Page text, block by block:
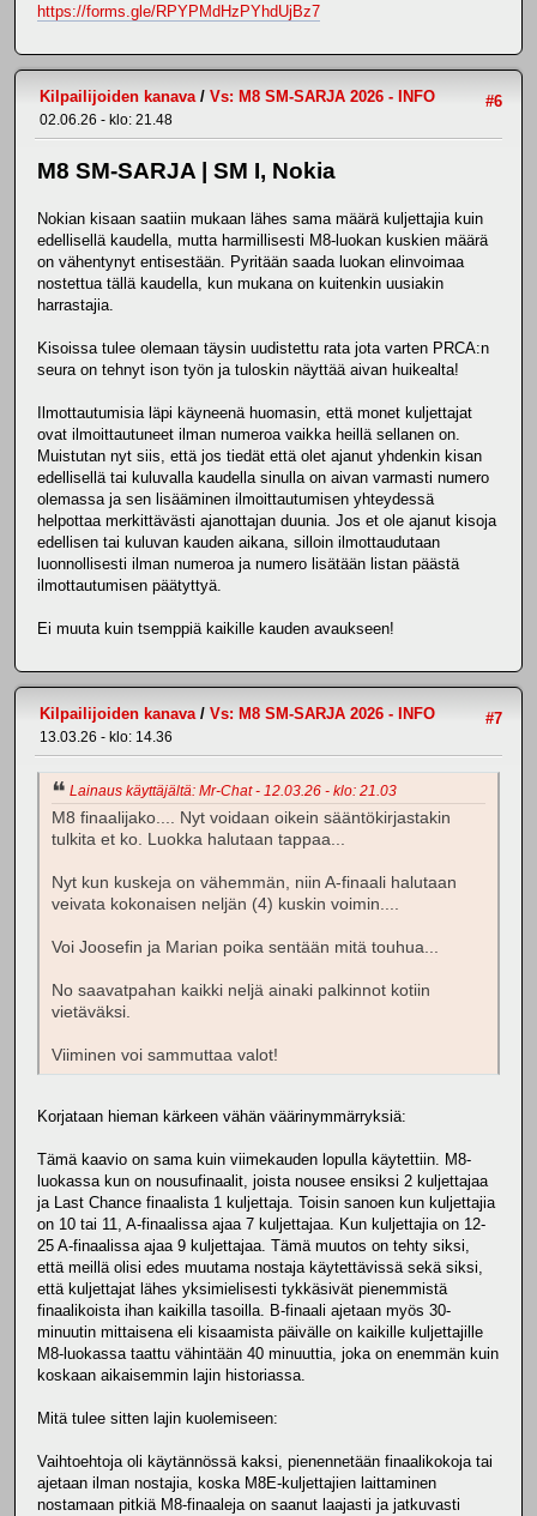
https://forms.gle/RPYPMdHzPYhdUjBz7
#6
Kilpailijoiden kanava/ Vs: M8 SM-SARJA 2026 - INFO
02.06.26 - klo: 21.48
M8 SM-SARJA | SM I, Nokia
Nokian kisaan saatiin mukaan lähes sama määrä kuljettajia kuin
edellisellä kaudella, mutta harmillisesti M8-luokan kuskien määrä
on vähentynyt entisestään. Pyritään saada luokan elinvoimaa
nostettua tällä kaudella, kun mukana on kuitenkin uusiakin
harrastajia.
Kisoissa tulee olemaan täysin uudistettu rata jota varten PRCA:n
seura on tehnyt ison työn ja tuloskin näyttää aivan huikealta!
Ilmottautumisia läpi käyneenä huomasin, että monet kuljettajat
ovat ilmoittautuneet ilman numeroa vaikka heillä sellanen on.
Muistutan nyt siis, että jos tiedät että olet ajanut yhdenkin kisan
edellisellä tai kuluvalla kaudella sinulla on aivan varmasti numero
olemassa ja sen lisääminen ilmoittautumisen yhteydessä
helpottaa merkittävästi ajanottajan duunia. Jos et ole ajanut kisoja
edellisen tai kuluvan kauden aikana, silloin ilmottaudutaan
luonnollisesti ilman numeroa ja numero lisätään listan päästä
ilmottautumisen päätyttyä.
Ei muuta kuin tsemppiä kaikille kauden avaukseen!
#7
Kilpailijoiden kanava / Vs: M8 SM-SARJA 2026 - INFO
13.03.26 - klo: 14.36
Lainaus käyttäjältä: Mr-Chat - 12.03.26 - klo: 21.03
M8 finaalijako.... Nyt voidaan oikein sääntökirjastakin
tulkita et ko. Luokka halutaan tappaa...
Nyt kun kuskeja on vähemmän, niin A-finaali halutaan
veivata kokonaisen neljän (4) kuskin voimin....
Voi Joosefin ja Marian poika sentään mitä touhua...
No saavatpahan kaikki neljä ainaki palkinnot kotiin
vietäväksi.
Viiminen voi sammuttaa valot!
Korjataan hieman kärkeen vähän väärinymmärryksiä:
Tämä kaavio on sama kuin viimekauden lopulla käytettiin. M8-
luokassa kun on nousufinaalit, joista nousee ensiksi 2 kuljettajaa
ja Last Chance finaalista 1 kuljettaja. Toisin sanoen kun kuljettajia
on 10 tai 11, A-finaalissa ajaa 7 kuljettajaa. Kun kuljettajia on 12-
25 A-finaalissa ajaa 9 kuljettajaa. Tämä muutos on tehty siksi,
että meillä olisi edes muutama nostaja käytettävissä sekä siksi,
että kuljettajat lähes yksimielisesti tykkäsivät pienemmistä
finaalikoista ihan kaikilla tasoilla. B-finaali ajetaan myös 30-
minuutin mittaisena eli kisaamista päivälle on kaikille kuljettajille
M8-luokassa taattu vähintään 40 minuuttia, joka on enemmän kuin
koskaan aikaisemmin lajin historiassa.
Mitä tulee sitten lajin kuolemiseen:
Vaihtoehtoja oli käytännössä kaksi, pienennetään finaalikokoja tai
ajetaan ilman nostajia, koska M8E-kuljettajien laittaminen
nostamaan pitkiä M8-finaaleja on saanut laajasti ja jatkuvasti